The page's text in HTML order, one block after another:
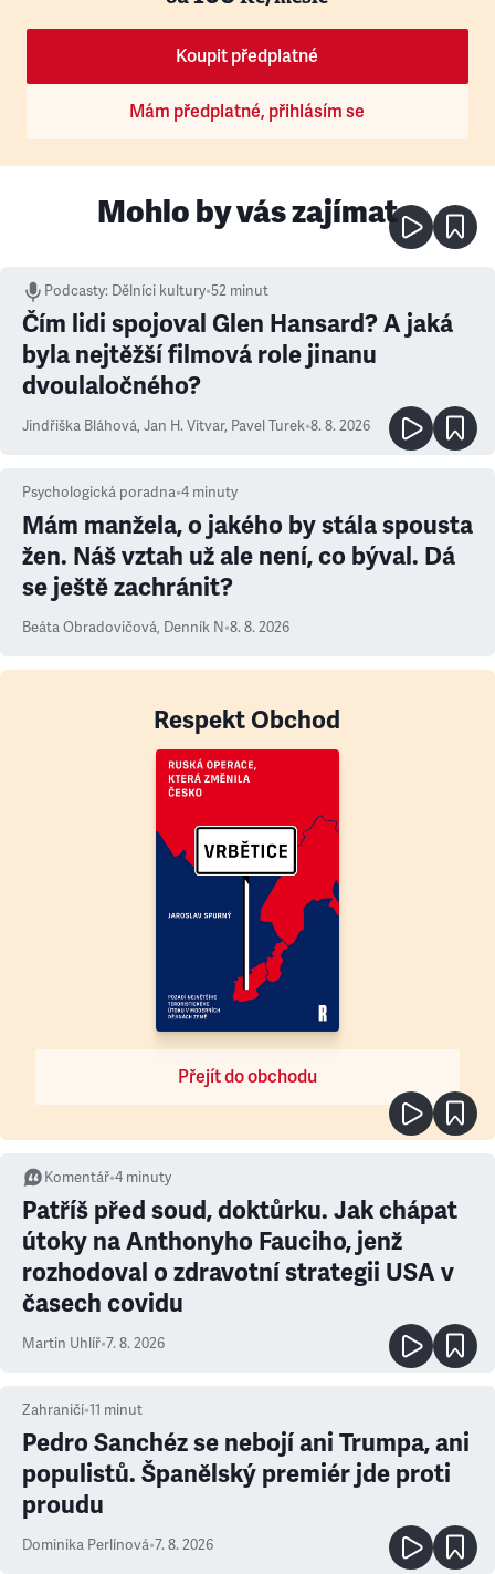
Koupit předplatné
Mám předplatné, přihlásím se
Mohlo by vás zajímat
Podcasty: Dělníci kultury•52 minut
Čím lidi spojoval Glen Hansard? A jaká
byla nejtěžší filmová role jinanu
dvoulaločného?
Jindřiška Bláhová, Jan H. Vitvar, Pavel Turek•8. 8. 2026
Psychologická poradna•4 minuty
Mám manžela, o jakého by stála spousta
žen. Náš vztah už ale není, co býval. Dá
se ještě zachránit?
Beáta Obradovičová, Denník N•8. 8. 2026
Respekt Obchod
Přejít do obchodu
Komentář•4 minuty
Patříš před soud, doktůrku. Jak chápat
útoky na Anthonyho Fauciho, jenž
rozhodoval o zdravotní strategii USA v
časech covidu
Martin Uhlíř•7. 8. 2026
Zahraničí•11 minut
Pedro Sanchéz se nebojí ani Trumpa, ani
populistů. Španělský premiér jde proti
proudu
Dominika Perlínová•7. 8. 2026